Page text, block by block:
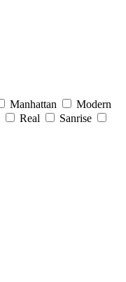
Manhattan
Modern
Real
Sanrise